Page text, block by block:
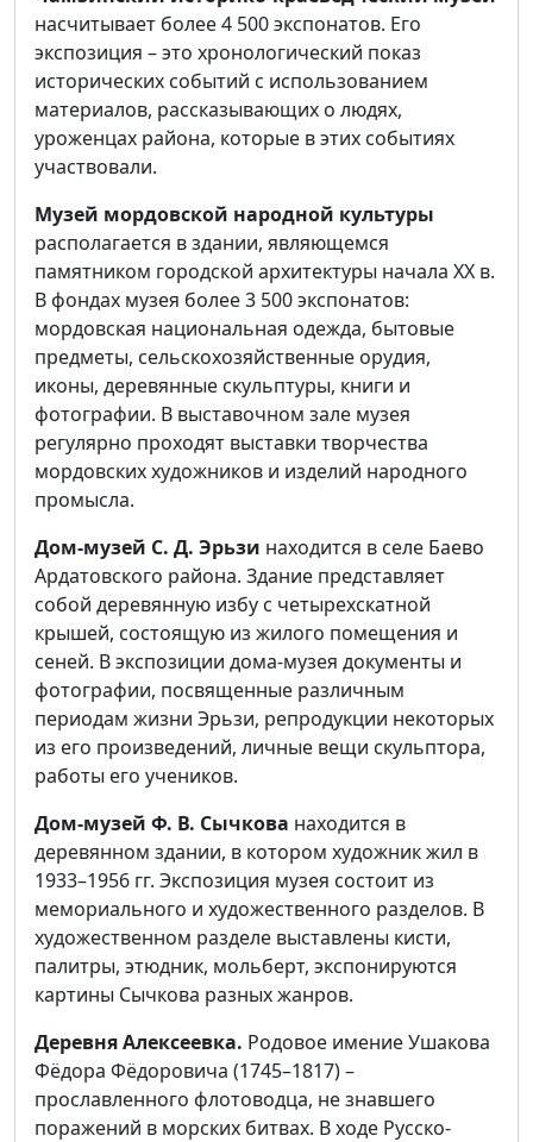
насчитывает более 4 500 экспонатов. Его
экспозиция – это хронологический показ
исторических событий с использованием
материалов, рассказывающих о людях,
уроженцах района, которые в этих событиях
участвовали.
Музей мордовской народной культуры
располагается в здании, являющемся
памятником городской архитектуры начала XX в.
В фондах музея более 3 500 экспонатов:
мордовская национальная одежда, бытовые
предметы, сельскохозяйственные орудия,
иконы, деревянные скульптуры, книги и
фотографии. В выставочном зале музея
регулярно проходят выставки творчества
мордовских художников и изделий народного
промысла.
Дом-музей С. Д. Эрьзи находится в селе Баево
Ардатовского района. Здание представляет
собой деревянную избу с четырехскатной
крышей, состоящую из жилого помещения и
сеней. В экспозиции дома-музея документы и
фотографии, посвященные различным
периодам жизни Эрьзи, репродукции некоторых
из его произведений, личные вещи скульптора,
работы его учеников.
Дом-музей Ф. В. Сычкова находится в
деревянном здании, в котором художник жил в
1933–1956 гг. Экспозиция музея состоит из
мемориального и художественного разделов. В
художественном разделе выставлены кисти,
палитры, этюдник, мольберт, экспонируются
картины Сычкова разных жанров.
Деревня Алексеевка. Родовое имение Ушакова
Фёдора Фёдоровича (1745–1817) –
прославленного флотоводца, не знавшего
поражений в морских битвах. В ходе Русско-